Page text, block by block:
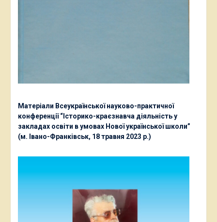
Матеріали Всеукраїнської науково-практичної
конференції “Історико-краєзнавча діяльність у
закладах освіти в умовах Нової української школи”
(м. Івано-Франківськ, 18 травня 2023 р.)